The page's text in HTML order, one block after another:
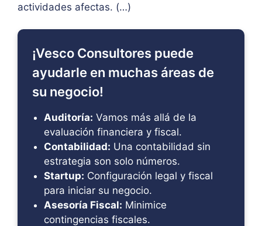
actividades afectas. (…)
¡Vesco Consultores puede
ayudarle en muchas áreas de
su negocio!
Auditoría: Vamos más allá de la
evaluación financiera y fiscal.
Contabilidad: Una contabilidad sin
estrategia son solo números.
Startup: Configuración legal y fiscal
para iniciar su negocio.
Asesoría Fiscal: Minimice
contingencias fiscales.